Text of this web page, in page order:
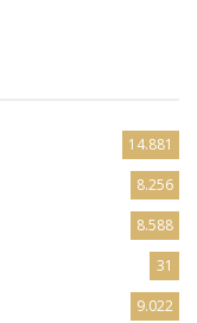
14.881
8.256
8.588
31
9.022